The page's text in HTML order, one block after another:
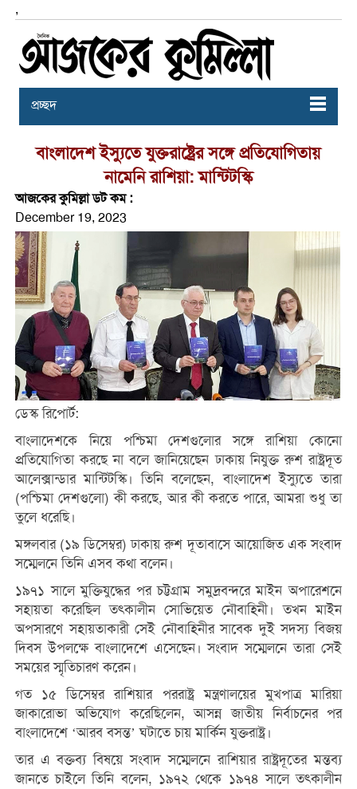
,
প্রচ্ছদ
বাংলাদেশ ইস্যুতে যুক্তরাষ্ট্রের সঙ্গে প্রতিযোগিতায়
নামেনি রাশিয়া: মান্টিটস্কি
আজকের কুমিল্লা ডট কম :
December 19, 2023
ডেস্ক রিপোর্ট:
বাংলাদেশকে নিয়ে পশ্চিমা দেশগুলোর সঙ্গে রাশিয়া কোনো
প্রতিযোগিতা করছে না বলে জানিয়েছেন ঢাকায় নিযুক্ত রুশ রাষ্ট্রদূত
আলেক্সান্ডার মান্টিটস্কি। তিনি বলেছেন, বাংলাদেশ ইস্যুতে তারা
(পশ্চিমা দেশগুলো) কী করছে, আর কী করতে পারে, আমরা শুধু তা
তুলে ধরেছি।
মঙ্গলবার (১৯ ডিসেম্বর) ঢাকায় রুশ দূতাবাসে আয়োজিত এক সংবাদ
সম্মেলনে তিনি এসব কথা বলেন।
১৯৭১ সালে মুক্তিযুদ্ধের পর চট্টগ্রাম সমুদ্রবন্দরে মাইন অপারেশনে
সহায়তা করেছিল তৎকালীন সোভিয়েত নৌবাহিনী। তখন মাইন
অপসারণে সহায়তাকারী সেই নৌবাহিনীর সাবেক দুই সদস্য বিজয়
দিবস উপলক্ষে বাংলাদেশে এসেছেন। সংবাদ সম্মেলনে তারা সেই
সময়ের স্মৃতিচারণ করেন।
গত ১৫ ডিসেম্বর রাশিয়ার পররাষ্ট্র মন্ত্রণালয়ের মুখপাত্র মারিয়া
জাকারোভা অভিযোগ করেছিলেন, আসন্ন জাতীয় নির্বাচনের পর
বাংলাদেশে ‘আরব বসন্ত’ ঘটাতে চায় মার্কিন যুক্তরাষ্ট্র।
তার এ বক্তব্য বিষয়ে সংবাদ সম্মেলনে রাশিয়ার রাষ্ট্রদূতের মন্তব্য
জানতে চাইলে তিনি বলেন, ১৯৭২ থেকে ১৯৭৪ সালে তৎকালীন